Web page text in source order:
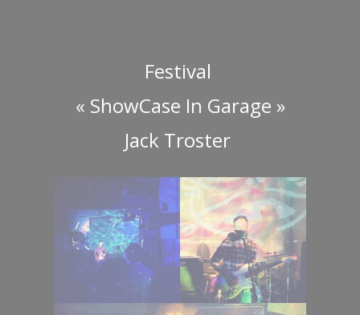
Festival
« ShowCase In Garage »
Jack Troster